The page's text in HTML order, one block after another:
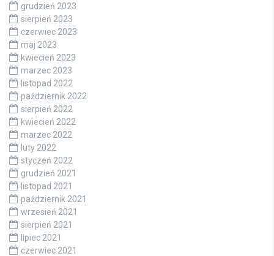
grudzień 2023
sierpień 2023
czerwiec 2023
maj 2023
kwiecień 2023
marzec 2023
listopad 2022
październik 2022
sierpień 2022
kwiecień 2022
marzec 2022
luty 2022
styczeń 2022
grudzień 2021
listopad 2021
październik 2021
wrzesień 2021
sierpień 2021
lipiec 2021
czerwiec 2021